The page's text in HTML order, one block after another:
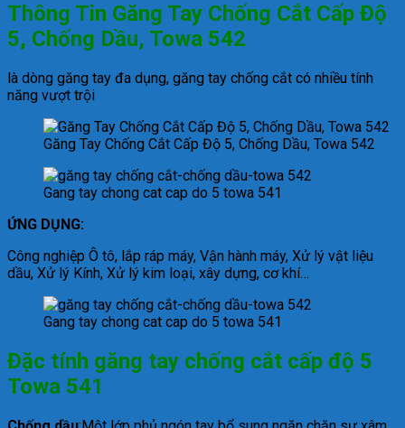
Thông Tin Găng Tay Chống Cắt Cấp Độ
5, Chống Dầu, Towa 542
là dòng găng tay đa dụng, găng tay chống cắt có nhiều tính
năng vượt trội
Găng Tay Chống Cắt Cấp Độ 5, Chống Dầu, Towa 542
Gang tay chong cat cap do 5 towa 541
ỨNG DỤNG:
Công nghiệp Ô tô, lắp ráp máy, Vận hành máy, Xử lý vật liệu
dầu, Xử lý Kính, Xử lý kim loại, xây dựng, cơ khí…
Gang tay chong cat cap do 5 towa 541
Đặc tính găng tay chống cắt cấp độ 5
Towa 541